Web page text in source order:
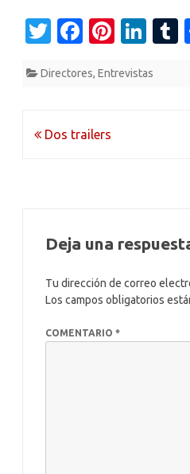
T
it
r
Fa
e
o
Pi
er
Li
k
Directores, Entrevistas
Navegación
Dos trailers
Deja una
Tu dirección de correo
Los campos obligatorios
COMENTARIO *